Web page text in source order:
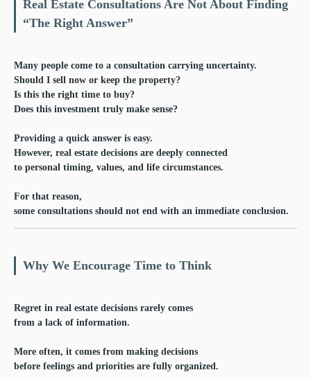
Real Estate Consultations Are Not About Finding
“The Right Answer”
Many people come to a consultation carrying uncertainty.
Should I sell now or keep the property?
Is this the right time to buy?
Does this investment truly make sense?
Providing a quick answer is easy.
However, real estate decisions are deeply connected
to personal timing, values, and life circumstances.
For that reason,
some consultations should not end with an immediate conclusion.
Why We Encourage Time to Think
Regret in real estate decisions rarely comes
from a lack of information.
More often, it comes from making decisions
before feelings and priorities are fully organized.